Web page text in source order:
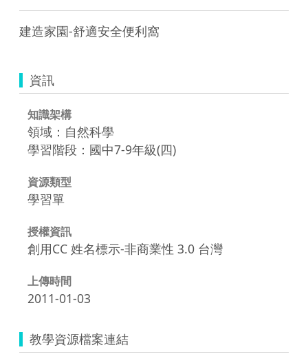
建造家園-舒適安全便利窩
資訊
知識架構
領域：自然科學
學習階段：國中7-9年級(四)
資源類型
學習單
授權資訊
創用CC 姓名標示-非商業性 3.0 台灣
上傳時間
2011-01-03
教學資源檔案連結